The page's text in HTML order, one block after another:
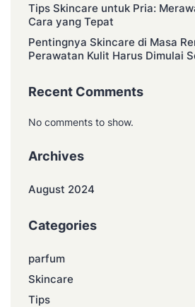
Tips Skincare untuk Pria:
Cara yang Tepat
Pentingnya Skincare di Masa
Perawatan Kulit Harus Dimulai
Recent Comments
No comments to show.
Archives
August 2024
Categories
parfum
Skincare
Tips